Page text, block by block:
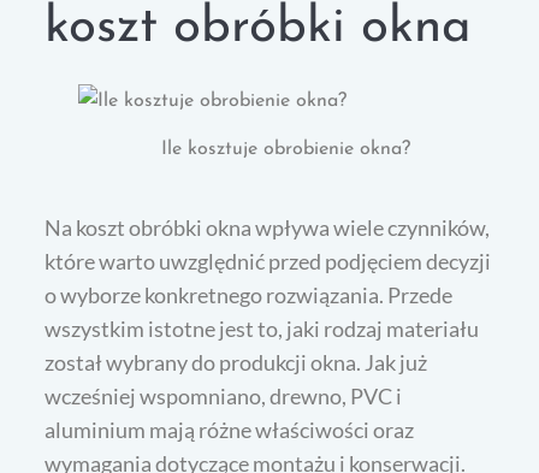
koszt obróbki okna
Ile kosztuje obrobienie okna?
Na koszt obróbki okna wpływa wiele czynników,
które warto uwzględnić przed podjęciem decyzji
o wyborze konkretnego rozwiązania. Przede
wszystkim istotne jest to, jaki rodzaj materiału
został wybrany do produkcji okna. Jak już
wcześniej wspomniano, drewno, PVC i
aluminium mają różne właściwości oraz
wymagania dotyczące montażu i konserwacji.